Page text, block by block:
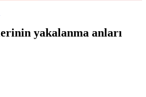
yakalanma anları